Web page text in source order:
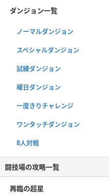
ダンジョン一覧
ノーマルダンジョン
スペシャルダンジョン
試練ダンジョン
曜日ダンジョン
一度きりチャレンジ
ワンタッチダンジョン
8人対戦
闘技場の攻略一覧
再臨の超星